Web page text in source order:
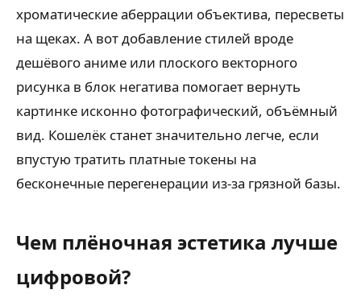
хроматические аберрации объектива, пересветы
на щеках. А вот добавление стилей вроде
дешёвого аниме или плоского векторного
рисунка в блок негатива помогает вернуть
картинке исконно фотографический, объёмный
вид. Кошелёк станет значительно легче, если
впустую тратить платные токены на
бесконечные перегенерации из-за грязной базы.
Чем плёночная эстетика лучше
цифровой?